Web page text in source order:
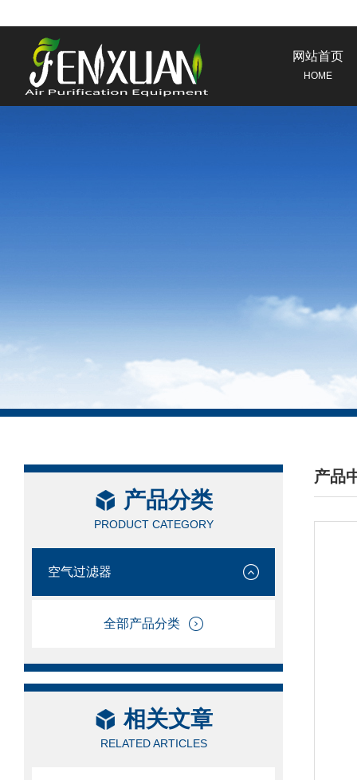
网站首页
HOME
产品分类
PRODUCT CATEGORY
空气过滤器
全部产品分类
相关文章
RELATED ARTICLES
产品
/